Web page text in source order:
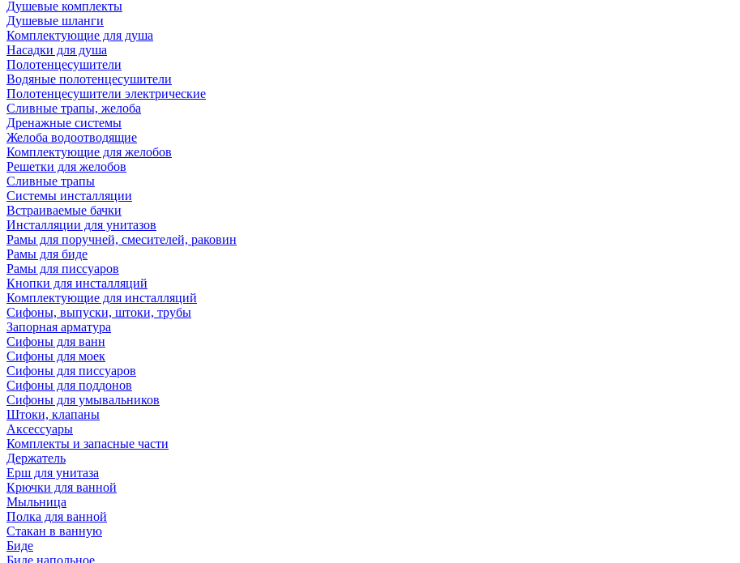
Душевые комплекты
Душевые шланги
Комплектующие для душа
Насадки для душа
Полотенцесушители
Водяные полотенцесушители
Полотенцесушители электрические
Сливные трапы, желоба
Дренажные системы
Желоба водоотводящие
Комплектующие для желобов
Решетки для желобов
Сливные трапы
Системы инсталляции
Встраиваемые бачки
Инсталляции для унитазов
Рамы для поручней, смесителей, раковин
Рамы для биде
Рамы для писсуаров
Кнопки для инсталляций
Комплектующие для инсталляций
Сифоны, выпуски, штоки, трубы
Запорная арматура
Сифоны для ванн
Сифоны для моек
Сифоны для писсуаров
Сифоны для поддонов
Сифоны для умывальников
Штоки, клапаны
Аксессуары
Комплекты и запасные части
Держатель
Ерш для унитаза
Крючки для ванной
Мыльница
Полка для ванной
Стакан в ванную
Биде
Биде напольное